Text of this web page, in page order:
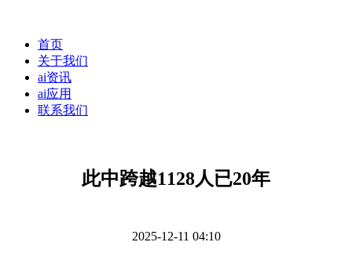
首页
关于我们
ai资讯
ai应用
联系我们
此中跨越1128人已20年
2025-12-11 04:10